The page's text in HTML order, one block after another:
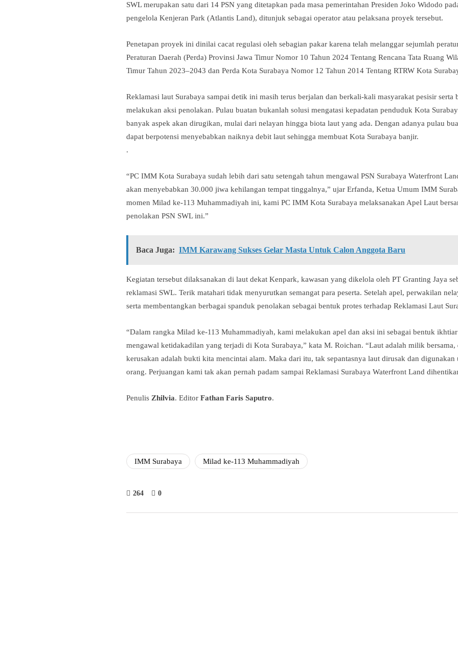
SWL merupakan satu dari 14 PSN yang ditetapkan pada masa pemerintahan Presiden Joko Widodo
pengelola Kenjeran Park (Atlantis Land), ditunjuk sebagai operator atau pelaksana proyek tersebut.
Penetapan proyek ini dinilai cacat regulasi oleh sebagian pakar karena telah melanggar sejumlah
Peraturan Daerah (Perda) Provinsi Jawa Timur Nomor 10 Tahun 2024 Tentang Rencana Tata Ruang
Timur Tahun 2023–2043 dan Perda Kota Surabaya Nomor 12 Tahun 2014 Tentang RTRW Kota
Reklamasi laut Surabaya sampai detik ini masih terus berjalan dan berkali-kali masyarakat pesisir serta
melakukan aksi penolakan. Pulau buatan bukanlah solusi mengatasi kepadatan penduduk Kota
banyak aspek akan dirugikan, mulai dari nelayan hingga biota laut yang ada. Dengan adanya pulau
dapat berpotensi menyebabkan naiknya debit laut sehingga membuat Kota Surabaya banjir.
.
“PC IMM Kota Surabaya sudah lebih dari satu setengah tahun mengawal PSN Surabaya Waterfront
akan menyebabkan 30.000 jiwa kehilangan tempat tinggalnya,” ujar Erfanda, Ketua Umum IMM
momen Milad ke-113 Muhammadiyah ini, kami PC IMM Kota Surabaya melaksanakan Apel Laut
penolakan PSN SWL ini.”
Baca Juga: IMM Karawang Sukses Gelar Masta Untuk Calon Anggota Baru
Kegiatan tersebut dilaksanakan di laut dekat Kenpark, kawasan yang dikelola oleh PT Granting Jaya
reklamasi SWL. Terik matahari tidak menyurutkan semangat para peserta. Setelah apel, perwakilan
serta membentangkan berbagai spanduk penolakan sebagai bentuk protes terhadap Reklamasi Laut
“Dalam rangka Milad ke-113 Muhammadiyah, kami melakukan apel dan aksi ini sebagai bentuk
mengawal ketidakadilan yang terjadi di Kota Surabaya,” kata M. Roichan. “Laut adalah milik bersama,
kerusakan adalah bukti kita mencintai alam. Maka dari itu, tak sepantasnya laut dirusak dan
orang. Perjuangan kami tak akan pernah padam sampai Reklamasi Surabaya Waterfront Land
Penulis Zhilvia. Editor Fathan Faris Saputro.
IMM Surabaya Milad ke-113 Muhammadiyah
264 0